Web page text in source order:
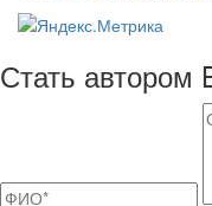
Стать автором